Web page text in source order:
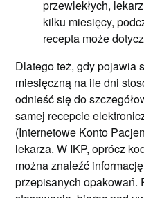
przewlekłych,
kilku miesięcy,
recepta może
Dlatego też, gdy pojawia
miesięczną na ile dni
odnieść się do
samej recepcie
(Internetowe Konto
lekarza. W IKP, oprócz
można znaleźć
przepisanych opakowań.